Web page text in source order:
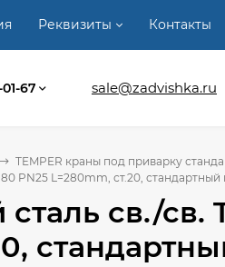
Реквизиты Контакты
67 sale@zadvishka.ru
TEMPER краны под приварку
PN25 L=280mm, ст.20,
св./св.